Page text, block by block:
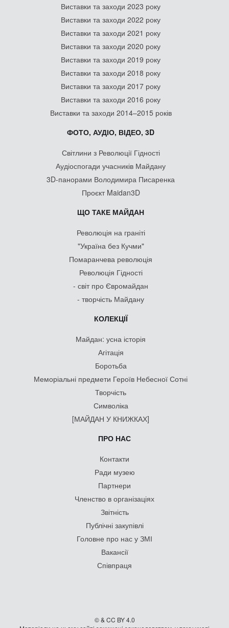
Виставки та заходи 2023 року
Виставки та заходи 2022 року
Виставки та заходи 2021 року
Виставки та заходи 2020 року
Виставки та заходи 2019 року
Виставки та заходи 2018 року
Виставки та заходи 2017 року
Виставки та заходи 2016 року
Виставки та заходи 2014–2015 років
ФОТО, АУДІО, ВІДЕО, 3D
Світлини з Революції Гідності
Аудіоспогади учасників Майдану
3D-панорами Володимира Писаренка
Проєкт Maidan3D
ЩО ТАКЕ МАЙДАН
Революція на граніті
"Україна без Кучми"
Помаранчева революція
Революція Гідності
- світ про Євромайдан
- творчість Майдану
КОЛЕКЦІЇ
Майдан: усна історія
Агітація
Боротьба
Меморіальні предмети Героїв Небесної Сотні
Творчість
Символіка
[МАЙДАН У КНИЖКАХ]
ПРО НАС
Контакти
Ради музею
Партнери
Членство в організаціях
Звітність
Публічні закупівлі
Головне про нас у ЗМІ
Вакансії
Співпраця
© & CC BY 4.0